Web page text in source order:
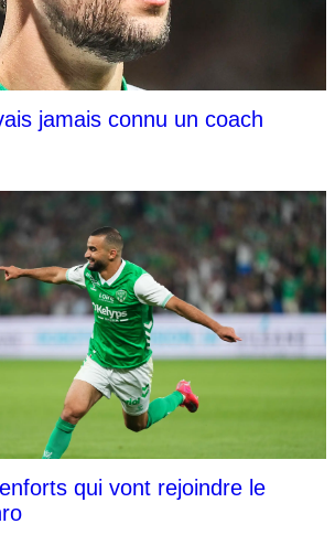
jamais connu un coach
qui vont rejoindre le